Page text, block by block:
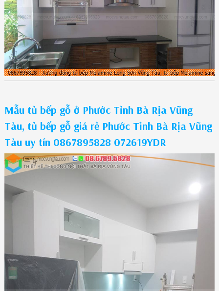
Mẫu tủ bếp gỗ ở Phước Tỉnh Bà Rịa Vũng
Tàu, tủ bếp gỗ giá rẻ Phước Tỉnh Bà Rịa Vũng
Tàu uy tín 0867895828 072619YDR